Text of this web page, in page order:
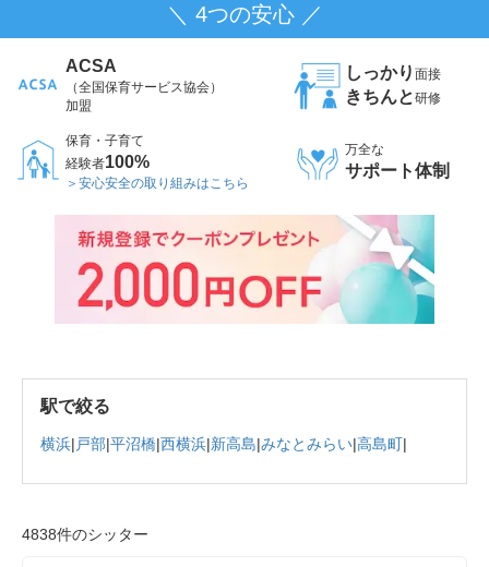
＼ 4つの安心 ／
ACSA
（全国保育サービス協会）
加盟
しっかり 面接
きちんと研修
保育・子育て
経験者100%
＞安心安全の取り組みはこちら
万全な
サポート体制
駅で絞る
横浜| 戸部|平沼橋|西横浜|新高島|みなとみらい|高島町|
4838件のシッター